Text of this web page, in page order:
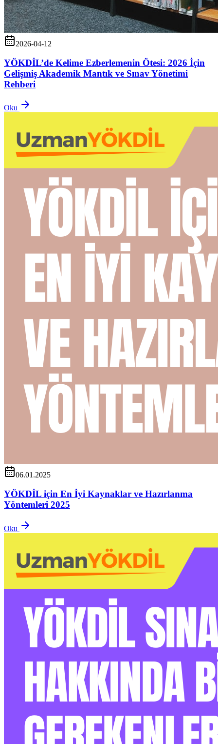
2026-04-12
YÖKDİL’de Kelime Ezberlemenin Ötesi: 2026 İçin
Gelişmiş Akademik Mantık ve Sınav Yönetimi
Rehberi
Oku
06.01.2025
YÖKDİL için En İyi Kaynaklar ve Hazırlanma
Yöntemleri 2025
Oku